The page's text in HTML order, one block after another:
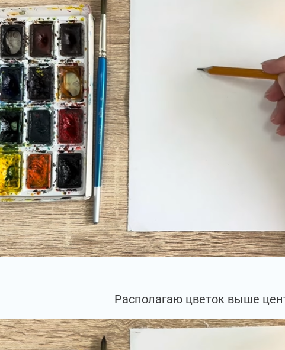
Располагаю цветок выше